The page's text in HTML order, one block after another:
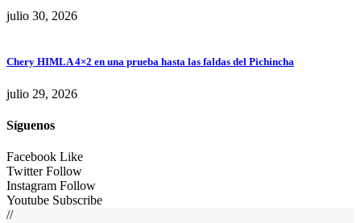
julio 30, 2026
Chery HIMLA 4×2 en una prueba hasta las faldas del Pichincha
julio 29, 2026
Síguenos
Facebook Like
Twitter Follow
Instagram Follow
Youtube Subscribe
//